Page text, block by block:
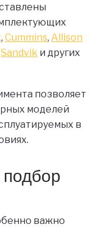
, Cummins, Allison
Sandvik и других
позволяет
моделей
в
важно